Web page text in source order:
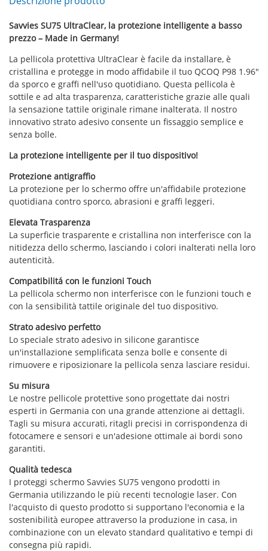
Savvies SU75 UltraClear, la protezione intelligente a basso
prezzo – Made in Germany!
La pellicola protettiva UltraClear è facile da installare, è
cristallina e protegge in modo affidabile il tuo QCOQ P98 1.96"
da sporco e graffi nell'uso quotidiano. Questa pellicola è
sottile e ad alta trasparenza, caratteristiche grazie alle quali
la sensazione tattile originale rimane inalterata. Il nostro
innovativo strato adesivo consente un fissaggio semplice e
senza bolle.
La protezione intelligente per il tuo dispositivo!
Protezione antigraffio
La protezione per lo schermo offre un'affidabile protezione
quotidiana contro sporco, abrasioni e graffi leggeri.
Elevata Trasparenza
La superficie trasparente e cristallina non interferisce con la
nitidezza dello schermo, lasciando i colori inalterati nella loro
autenticità.
Compatibilitá con le funzioni Touch
La pellicola schermo non interferisce con le funzioni touch e
con la sensibilità tattile originale del tuo dispositivo.
Strato adesivo perfetto
Lo speciale strato adesivo in silicone garantisce
un'installazione semplificata senza bolle e consente di
rimuovere e riposizionare la pellicola senza lasciare residui.
Su misura
Le nostre pellicole protettive sono progettate dai nostri
esperti in Germania con una grande attenzione ai dettagli.
Tagli su misura accurati, ritagli precisi in corrispondenza di
fotocamere e sensori e un'adesione ottimale ai bordi sono
garantiti.
Qualità tedesca
I proteggi schermo Savvies SU75 vengono prodotti in
Germania utilizzando le più recenti tecnologie laser. Con
l'acquisto di questo prodotto si supportano l'economia e la
sostenibilità europee attraverso la produzione in casa, in
combinazione con un elevato standard qualitativo e tempi di
consegna più rapidi.